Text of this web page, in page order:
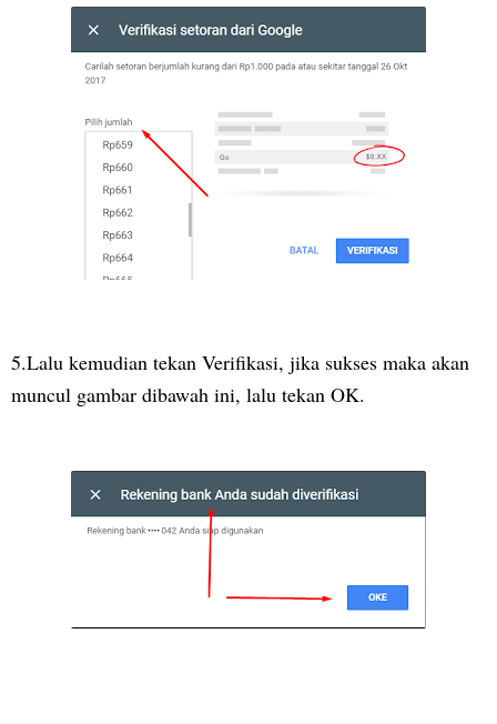
5.Lalu kemudian tekan Verifikasi, jika sukses maka akan
muncul gambar dibawah ini, lalu tekan OK.